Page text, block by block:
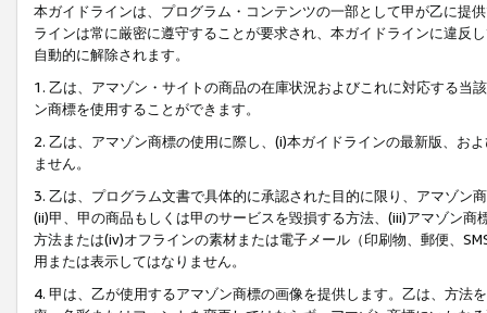
本ガイドラインは、プログラム・コンテンツの一部として甲が乙に提
ラインは常に厳密に遵守することが要求され、本ガイドラインに違反
自動的に解除されます。
1. 乙は、アマゾン・サイトの商品の在庫状況およびこれに対応する
ン商標を使用することができます。
2. 乙は、アマゾン商標の使用に際し、(i)本ガイドラインの最新版、お
ません。
3. 乙は、プログラム文書で具体的に承認された目的に限り、アマゾン
(ii)甲、甲の商品もしくは甲のサービスを毀損する方法、(iii)アマゾン
方法または(iv)オフラインの素材または電子メール（印刷物、郵便、
用または表示してはなりません。
4. 甲は、乙が使用するアマゾン商標の画像を提供します。乙は、方